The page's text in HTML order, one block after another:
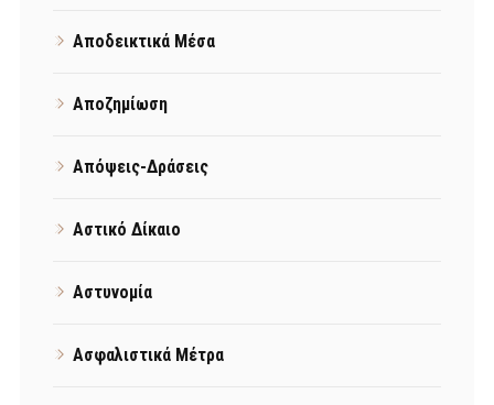
Αποδεικτικά Μέσα
Αποζημίωση
Απόψεις-Δράσεις
Αστικό Δίκαιο
Αστυνομία
Ασφαλιστικά Μέτρα